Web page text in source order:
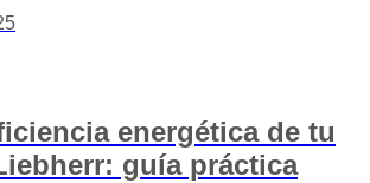
energética de tu
guía práctica